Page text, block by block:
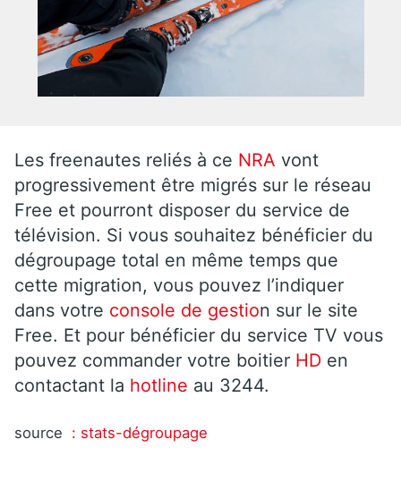
Les freenautes reliés à ce NRA vont
progressivement être migrés sur le réseau
Free et pourront disposer du service de
télévision. Si vous souhaitez bénéficier du
dégroupage total en même temps que
cette migration, vous pouvez l’indiquer
dans votre console de gestion sur le site
Free. Et pour bénéficier du service TV vous
pouvez commander votre boitier HD en
contactant la hotline au 3244.
source : stats-dégroupage